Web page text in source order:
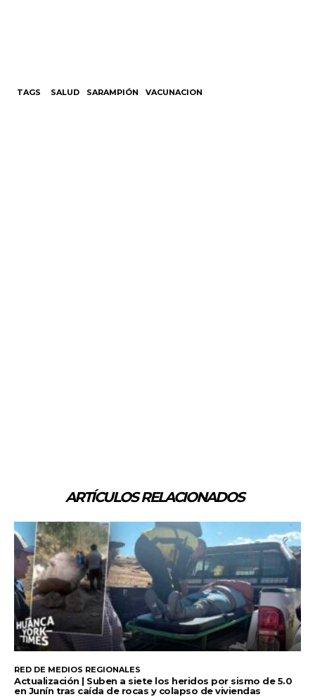
TAGS SALUD SARAMPIÓN VACUNACION
ARTÍCULOS RELACIONADOS
RED DE MEDIOS REGIONALES
Actualización | Suben a siete los heridos por sismo de 5.0
en Junín tras caída de rocas y colapso de viviendas